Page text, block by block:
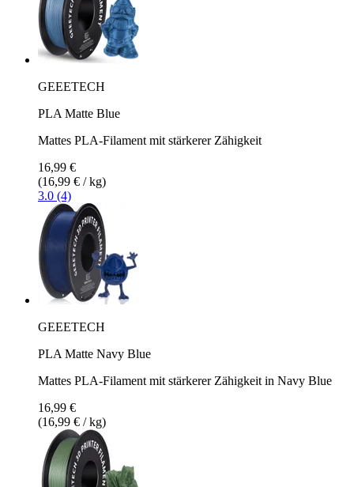
GEEETECH
PLA Matte Blue
Mattes PLA-Filament mit stärkerer Zähigkeit
16,99 €
(16,99 € / kg)
3.0 (4)
GEEETECH
PLA Matte Navy Blue
Mattes PLA-Filament mit stärkerer Zähigkeit in Navy Blue
16,99 €
(16,99 € / kg)